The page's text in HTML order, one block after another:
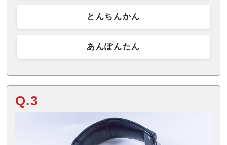
とんちんかん
あんぽんたん
Q.3